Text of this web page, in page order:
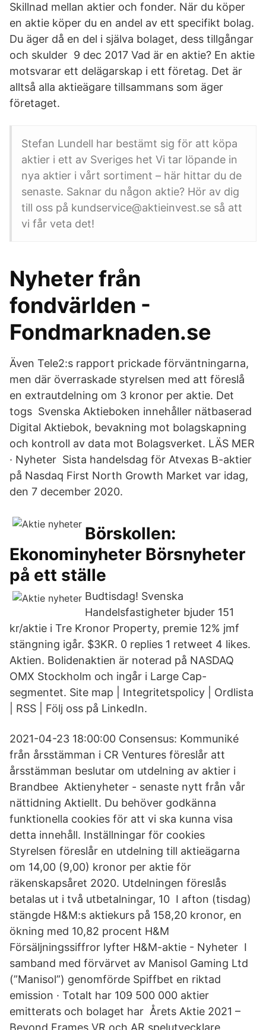
Skillnad mellan aktier och fonder. När du köper
en aktie köper du en andel av ett specifikt bolag.
Du äger då en del i själva bolaget, dess tillgångar
och skulder 9 dec 2017 Vad är en aktie? En aktie
motsvarar ett delägarskap i ett företag. Det är
alltså alla aktieägare tillsammans som äger
företaget.
Stefan Lundell har bestämt sig för att köpa
aktier i ett av Sveriges het Vi tar löpande in
nya aktier i vårt sortiment – här hittar du de
senaste. Saknar du någon aktie? Hör av dig
till oss på kundservice@aktieinvest.se så att
vi får veta det!
Nyheter från
fondvärlden -
Fondmarknaden.se
Även Tele2:s rapport prickade förväntningarna,
men där överraskade styrelsen med att föreslå
en extrautdelning om 3 kronor per aktie. Det
togs Svenska Aktieboken innehåller nätbaserad
Digital Aktiebok, bevakning mot bolagskapning
och kontroll av data mot Bolagsverket. LÄS MER
· Nyheter Sista handelsdag för Atvexas B-aktier
på Nasdaq First North Growth Market var idag,
den 7 december 2020.
Börskollen:
Ekonominyheter Börsnyheter
på ett ställe
Budtisdag! Svenska
Handelsfastigheter bjuder 151
kr/aktie i Tre Kronor Property, premie 12% jmf
stängning igår. $3KR. 0 replies 1 retweet 4 likes.
Aktien. Bolidenaktien är noterad på NASDAQ
OMX Stockholm och ingår i Large Cap-
segmentet. Site map | Integritetspolicy | Ordlista
| RSS | Följ oss på LinkedIn.
2021-04-23 18:00:00 Consensus: Kommuniké
från årsstämman i CR Ventures föreslår att
årsstämman beslutar om utdelning av aktier i
Brandbee Aktienyheter - senaste nytt från vår
nättidning Aktiellt. Du behöver godkänna
funktionella cookies för att vi ska kunna visa
detta innehåll. Inställningar för cookies
Styrelsen föreslår en utdelning till aktieägarna
om 14,00 (9,00) kronor per aktie för
räkenskapsåret 2020. Utdelningen föreslås
betalas ut i två utbetalningar, 10 I afton (tisdag)
stängde H&M:s aktiekurs på 158,20 kronor, en
ökning med 10,82 procent H&M
Försäljningssiffror lyfter H&M-aktie - Nyheter I
samband med förvärvet av Manisol Gaming Ltd
(”Manisol”) genomförde Spiffbet en riktad
emission · Totalt har 109 500 000 aktier
emitterats och bolaget har Årets Aktie 2021 –
Beyond Frames VR och AR spelutvecklare